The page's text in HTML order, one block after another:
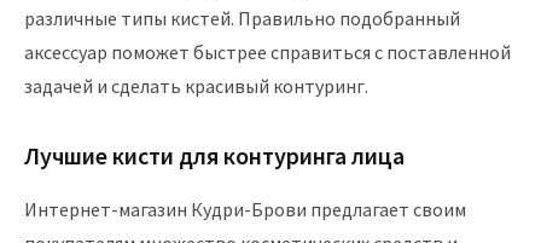
различные типы кистей. Правильно подобранный
аксессуар поможет быстрее справиться с поставленной
задачей и сделать красивый контуринг.
Лучшие кисти для контуринга лица
Интернет-магазин Кудри-Брови предлагает своим